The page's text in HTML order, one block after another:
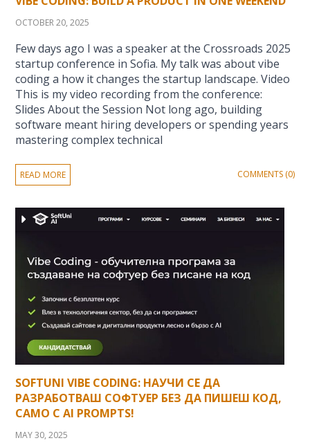
OCTOBER 20, 2025
Few days ago I was a speaker at the Crossroads 2025
startup conference in Sofia. My talk was about vibe
coding a how it changes the startup landscape. Video
This is my video recording from the conference:
Slides About the Session Not long ago, building
software meant hiring developers or spending years
mastering complex technical
READ MORE COMMENTS (0)
SOFTUNI VIBE CODING: НАУЧИ СЕ ДА
РАЗРАБОТВАШ СОФТУЕР БЕЗ ДА ПИШЕШ КОД,
САМО С AI PROMPTS!
MAY 30, 2025